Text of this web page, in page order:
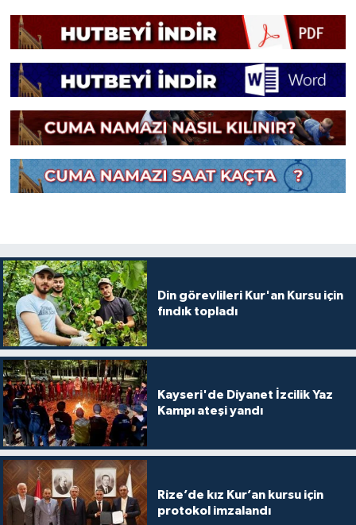
Din görevlileri Kur'an Kursu için
fındık topladı
Kayseri'de Diyanet İzcilik Yaz
Kampı ateşi yandı
Rize’de kız Kur’an kursu için
protokol imzalandı